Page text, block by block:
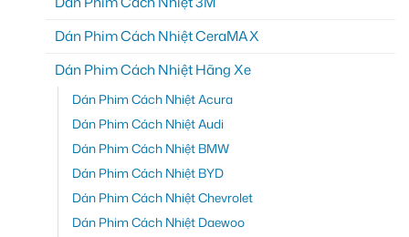
Dán Phim Cách Nhiệt CeraMAX
Dán Phim Cách Nhiệt Hãng Xe
Dán Phim Cách Nhiệt Acura
Dán Phim Cách Nhiệt Audi
Dán Phim Cách Nhiệt BMW
Dán Phim Cách Nhiệt BYD
Dán Phim Cách Nhiệt Chevrolet
Dán Phim Cách Nhiệt Daewoo